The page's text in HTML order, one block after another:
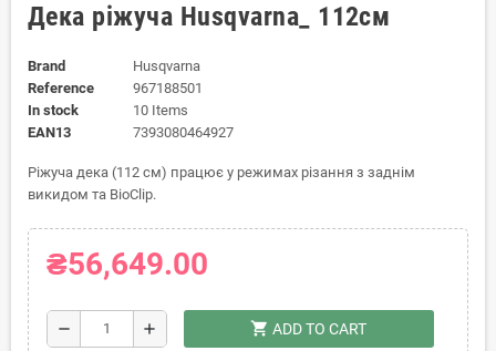
Дека ріжуча Husqvarna_ 112см
Brand
Husqvarna
Reference
967188501
In stock
10 Items
EAN13
7393080464927
Ріжуча дека (112 см) працює у режимах різання з заднім
викидом та BioClip.
₴56,649.00
remove add shopping_cart ADD TO CART